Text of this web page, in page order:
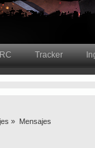
IRC Tracker
» Mensajes